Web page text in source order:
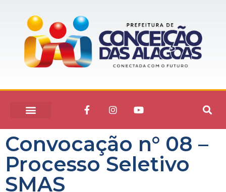
Convocação n° 08 –
Processo Seletivo
SMAS